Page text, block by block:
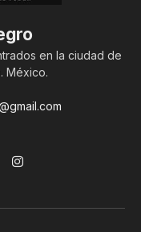
en la ciudad de
México.
Instagram